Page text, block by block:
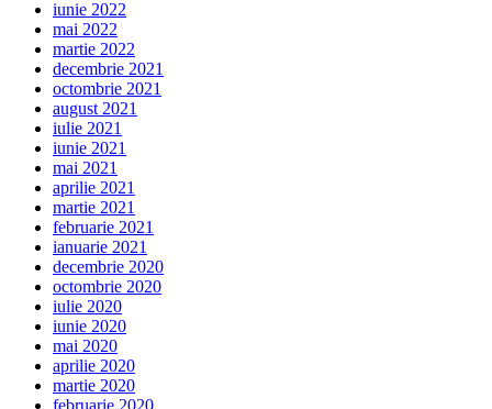
iunie 2022
mai 2022
martie 2022
decembrie 2021
octombrie 2021
august 2021
iulie 2021
iunie 2021
mai 2021
aprilie 2021
martie 2021
februarie 2021
ianuarie 2021
decembrie 2020
octombrie 2020
iulie 2020
iunie 2020
mai 2020
aprilie 2020
martie 2020